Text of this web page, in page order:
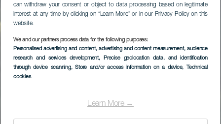
can withdraw your consent or object to data processing based on legitimate
interest at any time by clicking on “Learn More” or in our Privacy Policy on this
website.
We and our partners process data for the following purposes:
Personalised advertising and content, advertising and content measurement, audience
research and services development, Precise geolocation data, and identification
through device scanning, Store and/or access information on a device, Technical
cookies
Learn More →